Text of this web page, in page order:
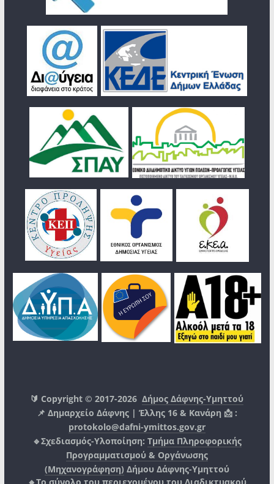
🔰 Copyright © 2017-2026Δήμος Δάφνης-Υμηττού
📌 Δημαρχείο Δάφνης | Έλλης 16 & Κανάρη 📩 :
protokolo@dafni-ymittos.gov.gr
🔹Σχεδιασμός-Υλοποίηση: Τμήμα Πληροφορικής
Προγραμματισμού & Οργάνωσης
(Μηχανογράφηση) Δήμου Δάφνης-Υμηττού
🔸Το σύνολο του περιεχομένου του Διαδικτυακού